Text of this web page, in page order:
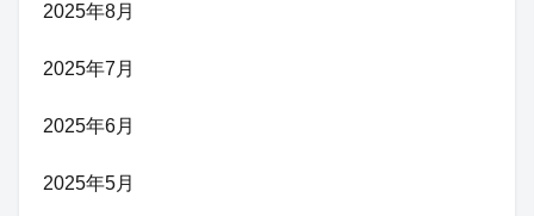
2025年8月
2025年7月
2025年6月
2025年5月